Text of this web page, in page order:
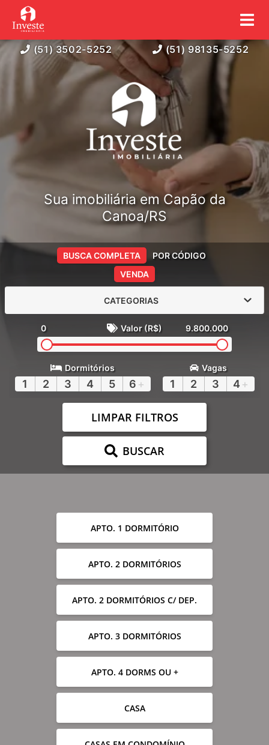
(51) 3502-5252 (51) 98135-5252
Sua imobiliária em Capão da
Canoa/RS
VENDA
BUSCA COMPLETA POR CÓDIGO
CATEGORIAS
0 Valor (R$) 9.800.000
Dormitórios
1 2 3 4 5 6 +
Vagas
1 2 3 4 +
LIMPAR FILTROS
BUSCAR
APTO. 1 DORMITÓRIO
APTO. 2 DORMITÓRIOS
APTO. 2 DORMITÓRIOS C/ DEP.
APTO. 3 DORMITÓRIOS
APTO. 4 DORMS OU +
CASA